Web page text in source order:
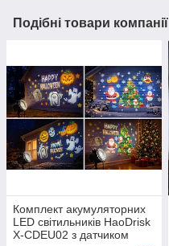
Подібні товари компанії
Комплект акумуляторних
LED світильників HaoDrisk
X-CDEU02 з датчиком